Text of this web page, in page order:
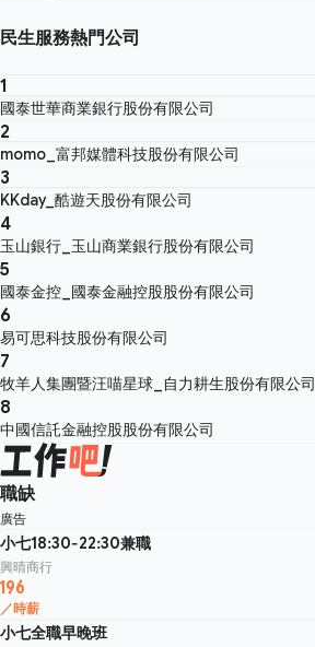
民生服務熱門公司
1
國泰世華商業銀行股份有限公司
2
momo_富邦媒體科技股份有限公司
3
KKday_酷遊天股份有限公司
4
玉山銀行_玉山商業銀行股份有限公司
5
國泰金控_國泰金融控股股份有限公司
6
易可思科技股份有限公司
7
牧羊人集團暨汪喵星球_自力耕生股份有限公司
8
中國信託金融控股股份有限公司
職缺
廣告
小七18:30-22:30兼職
興晴商行
196
／時薪
小七全職早晚班